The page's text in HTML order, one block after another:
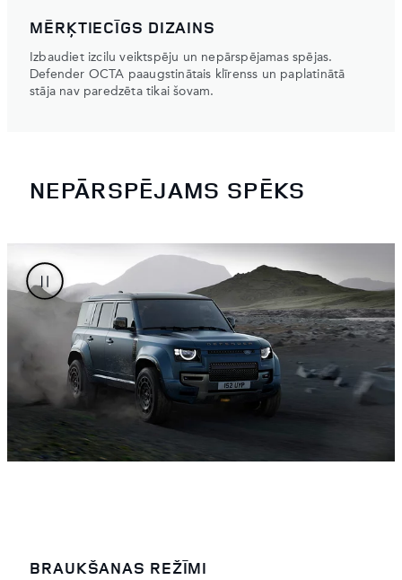
MĒRĶTIECĪGS DIZAINS
Izbaudiet izcilu veiktspēju un nepārspējamas spējas.
Defender OCTA paaugstinātais klīrenss un paplatinātā
stāja nav paredzēta tikai šovam.
NEPĀRSPĒJAMS SPĒKS
BRAUKŠANAS REŽĪMI